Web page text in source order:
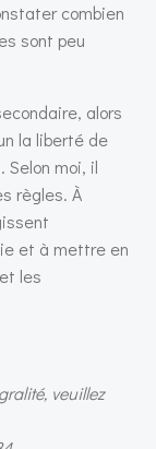
combien
sont peu
alors
la liberté de
moi, il
règles. À
et à mettre en
les
veuillez